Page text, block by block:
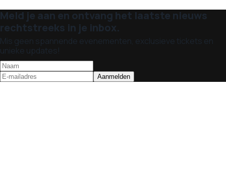
Meld je aan en ontvang het laatste nieuws
rechtstreeks in je inbox.
Mis geen spannende evenementen, exclusieve tickets en
unieke updates!